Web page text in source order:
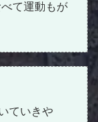
て運動もが
ていきや